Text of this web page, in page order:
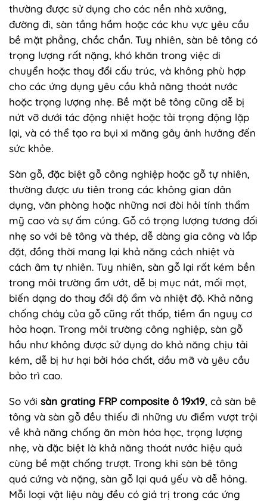
thường được sử dụng cho các nền nhà xưởng,
đường đi, sàn tầng hầm hoặc các khu vực yêu cầu
bề mặt phẳng, chắc chắn. Tuy nhiên, sàn bê tông có
trọng lượng rất nặng, khó khăn trong việc di
chuyển hoặc thay đổi cấu trúc, và không phù hợp
cho các ứng dụng yêu cầu khả năng thoát nước
hoặc trọng lượng nhẹ. Bề mặt bê tông cũng dễ bị
nứt vỡ dưới tác động nhiệt hoặc tải trọng động lặp
lại, và có thể tạo ra bụi xi măng gây ảnh hưởng đến
sức khỏe.
Sàn gỗ, đặc biệt gỗ công nghiệp hoặc gỗ tự nhiên,
thường được ưu tiên trong các không gian dân
dụng, văn phòng hoặc những nơi đòi hỏi tính thẩm
mỹ cao và sự ấm cúng. Gỗ có trọng lượng tương đối
nhẹ so với bê tông và thép, dễ dàng gia công và lắp
đặt, đồng thời mang lại khả năng cách nhiệt và
cách âm tự nhiên. Tuy nhiên, sàn gỗ lại rất kém bền
trong môi trường ẩm ướt, dễ bị mục nát, mối mọt,
biến dạng do thay đổi độ ẩm và nhiệt độ. Khả năng
chống cháy của gỗ cũng rất thấp, tiềm ẩn nguy cơ
hỏa hoạn. Trong môi trường công nghiệp, sàn gỗ
hầu như không được sử dụng do khả năng chịu tải
kém, dễ bị hư hại bởi hóa chất, dầu mỡ và yêu cầu
bảo trì cao.
So với sàn grating FRP composite ô 19x19, cả sàn bê
tông và sàn gỗ đều thiếu đi những ưu điểm vượt trội
về khả năng chống ăn mòn hóa học, trọng lượng
nhẹ, và đặc biệt là khả năng thoát nước hiệu quả
cùng bề mặt chống trượt. Trong khi sàn bê tông
quá cứng và nặng, sàn gỗ lại quá yếu và dễ hỏng.
Mỗi loại vật liệu này đều có giá trị trong các ứng